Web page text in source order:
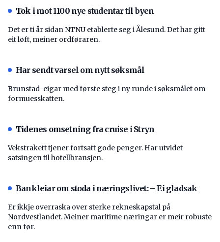
Tok i mot 1100 nye studentar til byen
Det er ti år sidan NTNU etablerte seg i Ålesund. Det har gitt
eit løft, meiner ordføraren.
Har sendt varsel om nytt søksmål
Brunstad-eigar med første steg i ny runde i søksmålet om
formuesskatten.
Tidenes omsetning fra cruise i Stryn
Vekstrakett tjener fortsatt gode penger. Har utvidet
satsingen til hotellbransjen.
Bankleiar om stoda i næringslivet: – Ei gladsak
Er ikkje overraska over sterke rekneskapstal på
Nordvestlandet. Meiner maritime næringar er meir robuste
enn før.